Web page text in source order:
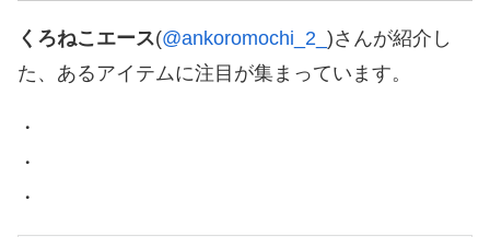
くろねこエース(@ankoromochi_2_ )さんが紹介し
た、あるアイテムに注目が集まっています。
・
・
・